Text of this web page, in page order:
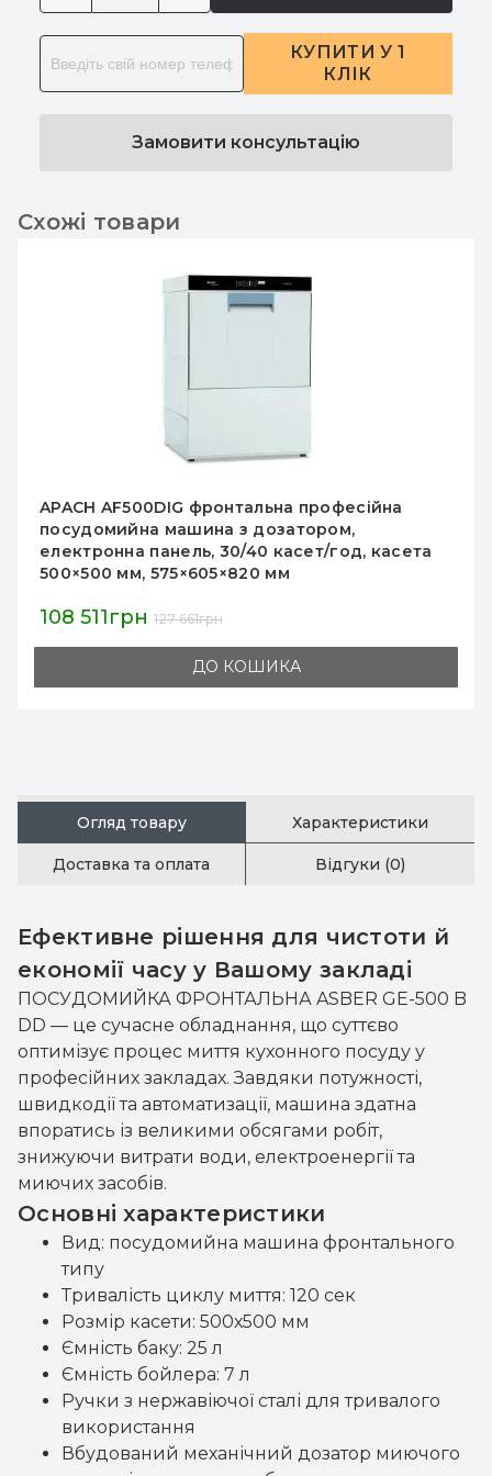
КУПИТИ У 1
КЛІК
Замовити консультацію
Схожі товари
APACH AC800DIG DD купольна посудомийна
машина, електронна панель, вбудований
дозатор, касета 500×500 мм, 2,6 л/цикл, 480
тарілок/год
182 168грн 214 315грн
ДО КОШИКА
Огляд товару Характеристики
Доставка та оплата Відгуки (0)
Ефективне рішення для чистоти й
економії часу у Вашому закладі
ПОСУДОМИЙКА ФРОНТАЛЬНА ASBER GE-500 B
DD — це сучасне обладнання, що суттєво
оптимізує процес миття кухонного посуду у
професійних закладах. Завдяки потужності,
швидкодії та автоматизації, машина здатна
впоратись із великими обсягами робіт,
знижуючи витрати води, електроенергії та
миючих засобів.
Основні характеристики
Вид: посудомийна машина фронтального
типу
Тривалість циклу миття: 120 сек
Розмір касети: 500х500 мм
Ємність баку: 25 л
Ємність бойлера: 7 л
Ручки з нержавіючої сталі для тривалого
використання
Вбудований механічний дозатор миючого